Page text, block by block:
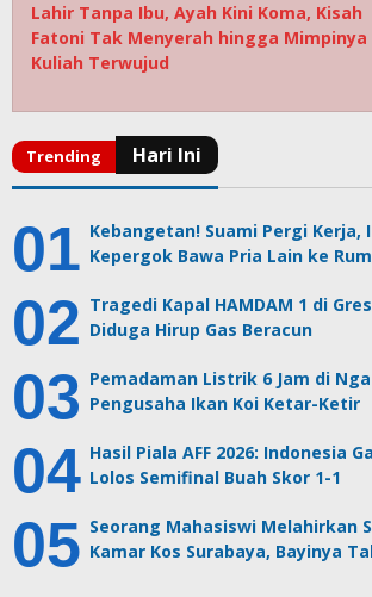
Lahir Tanpa Ibu, Ayah Kini Koma, Kisah
Fatoni Tak Menyerah hingga Mimpinya
Kuliah Terwujud
Kebangetan! Suami Pergi Kerja,
Kepergok Bawa Pria Lain ke
Tragedi Kapal HAMDAM 1 di
Diduga Hirup Gas Beracun
Pemadaman Listrik 6 Jam di
Pengusaha Ikan Koi Ketar-Ketir
Hasil Piala AFF 2026: Indonesia
Lolos Semifinal Buah Skor 1-1
Seorang Mahasiswi Melahirkan
Kamar Kos Surabaya, Bayinya